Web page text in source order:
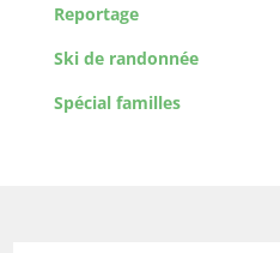
Reportage
Ski de randonnée
Spécial familles